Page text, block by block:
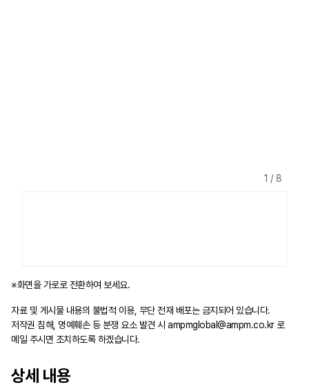
1 / 8
※화면을 가로로 전환하여 보세요.
자료 및 게시물 내용의 불법적 이용, 무단 전재 배포는 금지되어 있습니다.
저작권 침해, 명예훼손 등 분쟁 요소 발견 시 ampmglobal@ampm.co.kr로
메일 주시면 조치하도록 하겠습니다.
상세 내용